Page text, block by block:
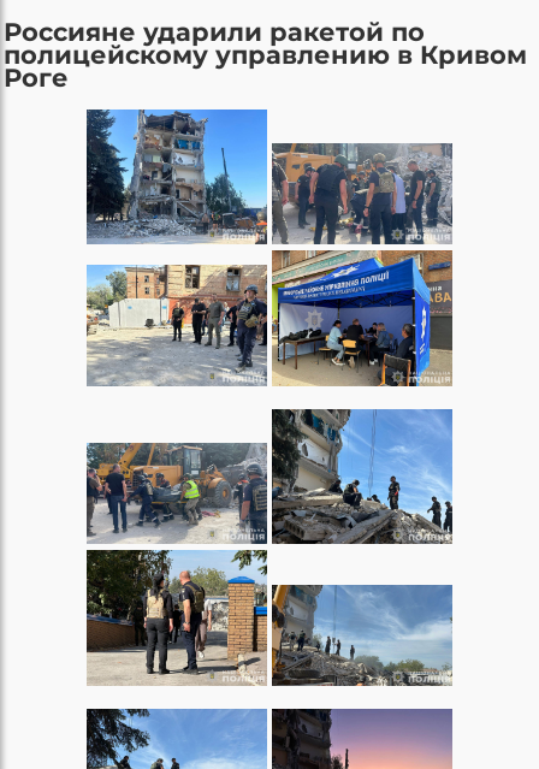
Россияне ударили ракетой по
полицейскому управлению в Кривом
Роге